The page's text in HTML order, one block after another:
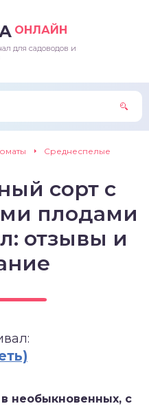
ОНЛАЙН
для садоводов и
Среднеспелые
сорт с
плодами
отзывы и
необыкновенных, с